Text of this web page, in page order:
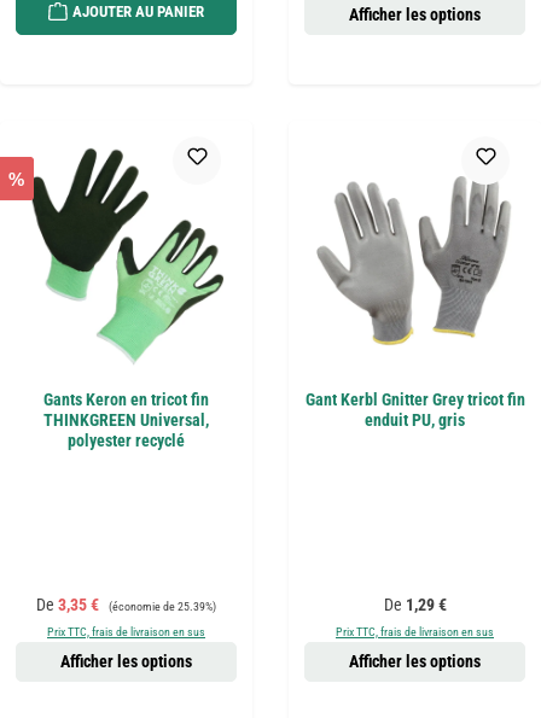
AJOUTER AU PANIER Afficher les options
%
Gants Keron en tricot fin
THINKGREEN Universal,
polyester recyclé
Prix de vente :
De 3,35 € Prix régulier :
(économie de 25.39%)
Prix TTC, frais de livraison en sus
Afficher les options
Gant Kerbl Gnitter Grey tricot fin
enduit PU, gris
Prix régulier :
De 1,29 €
Prix TTC, frais de livraison en sus
Afficher les options